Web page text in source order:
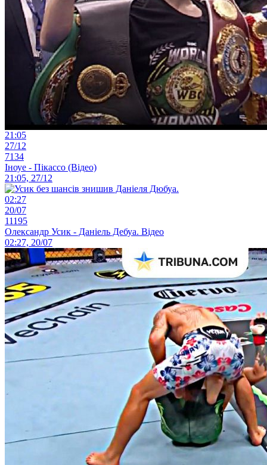
21:05
27/12
7134
Іноуе - Пікассо (Відео)
21:05, 27/12
02:27
20/07
11195
Олександр Усик - Даніель Дебуа. Відео
02:27, 20/07